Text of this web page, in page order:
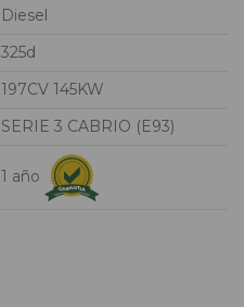
Diesel
325d
197CV 145KW
SERIE 3 CABRIO (E93)
1 año